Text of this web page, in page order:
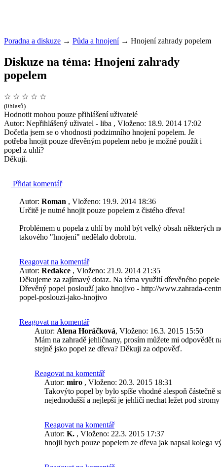
Poradna a diskuze → Půda a hnojení→ Hnojení zahrady popelem
Diskuze na téma: Hnojení zahrady
popelem
☆ ☆ ☆ ☆ ☆
(0hlasů)
Hodnotit mohou pouze přihlášení uživatelé
Autor: Nepřihlášený uživatel - liba , Vloženo: 18.9. 2014 17:02
Dočetla jsem se o vhodnosti podzimního hnojení popelem. Je
potřeba hnojit pouze dřevěným popelem nebo je možné použít i
popel z uhlí?
Děkuji.
Přidat komentář
Autor: Roman , Vloženo: 19.9. 2014 18:36
Určitě je nutné hnojit pouze popelem z čistého dřeva!
Problémem u popela z uhlí by mohl být velký obsah některých
takového "hnojení" nedělalo dobrotu.
Reagovat na komentář
Autor: Redakce , Vloženo: 21.9. 2014 21:35
Děkujeme za zajímavý dotaz. Na téma využití dřevěného
Dřevěný popel poslouží jako hnojivo - http://www.zahrada-
popel-poslouzi-jako-hnojivo
Reagovat na komentář
Autor: Alena Horáčková, Vloženo: 16.3. 2015 15:50
Mám na zahradě jehličnany, prosím můžete mi odpovědět
stejně jsko popel ze dřeva? Děkuji za odpověď.
Reagovat na komentář
Autor: miro , Vloženo: 20.3. 2015 18:31
Takovýto popel by bylo spíše vhodné alespoň částečně
nejednodušší a nejlepší je jehličí nechat ležet pod
Reagovat na komentář
Autor: K. , Vloženo: 22.3. 2015 17:37
hnojil bych pouze popelem ze dřeva jak napsal kolega